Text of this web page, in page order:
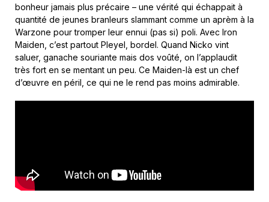
bonheur jamais plus précaire – une vérité qui échappait à
quantité de jeunes branleurs slammant comme un aprèm à la
Warzone pour tromper leur ennui (pas si) poli. Avec Iron
Maiden, c’est partout Pleyel, bordel. Quand Nicko vint
saluer, ganache souriante mais dos voûté, on l’applaudit
très fort en se mentant un peu. Ce Maiden-là est un chef
d’œuvre en péril, ce qui ne le rend pas moins admirable.